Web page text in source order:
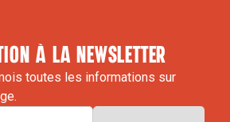
à la newsletter
toutes les informations sur